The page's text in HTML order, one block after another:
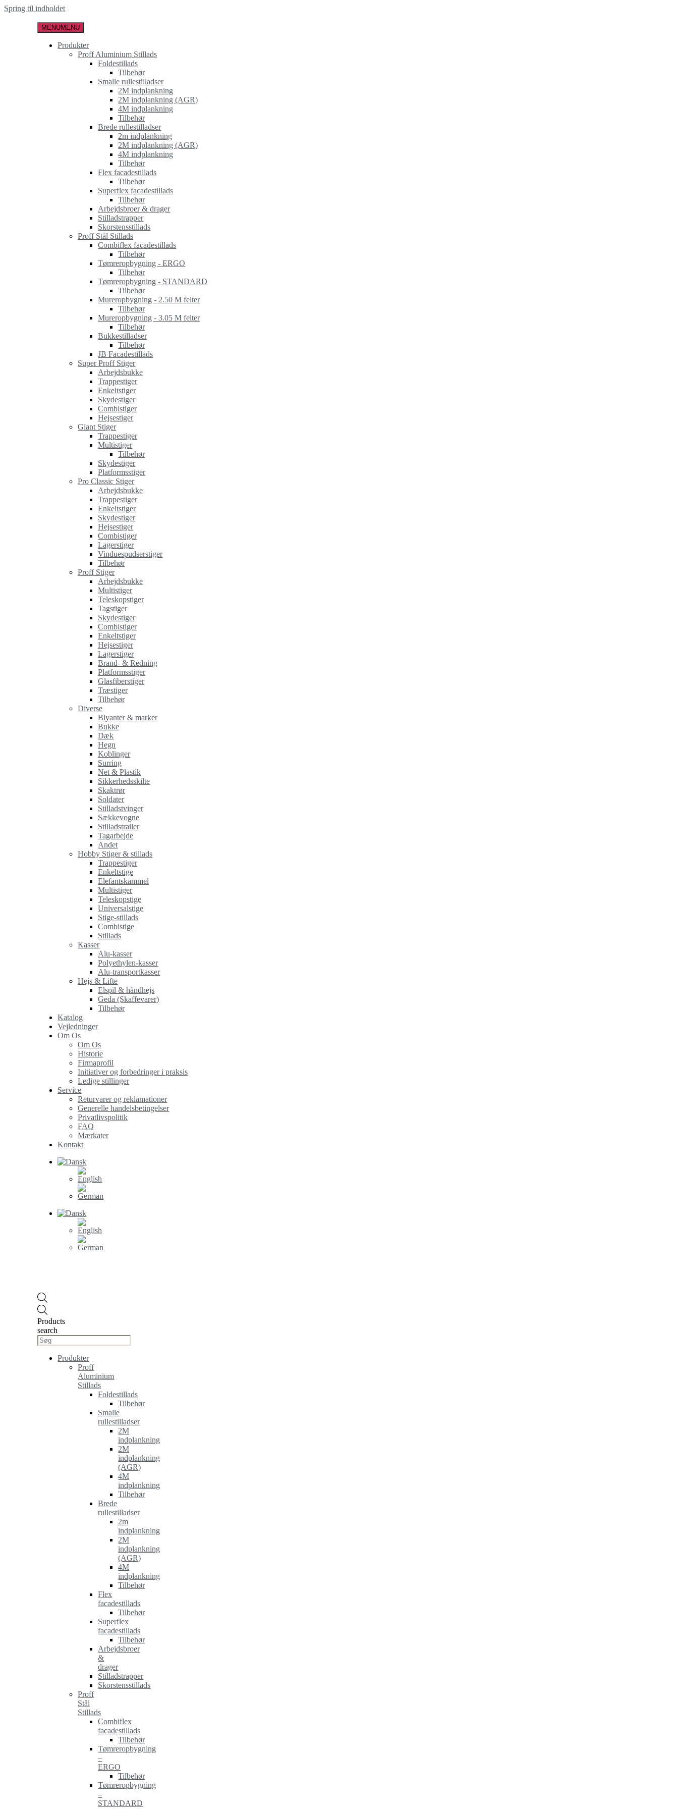
Spring til indholdet
MENUMENU
Produkter
Proff Aluminium Stillads
Foldestillads
Tilbehør
Smalle rullestilladser
2M indplankning
2M indplankning (AGR)
4M indplankning
Tilbehør
Brede rullestilladser
2m indplankning
2M indplankning (AGR)
4M indplankning
Tilbehør
Flex facadestillads
Tilbehør
Superflex facadestillads
Tilbehør
Arbejdsbroer & drager
Stilladstrapper
Skorstensstillads
Proff Stål Stillads
Combiflex facadestillads
Tilbehør
Tømreropbygning - ERGO
Tilbehør
Tømreropbygning - STANDARD
Tilbehør
Mureropbygning - 2.50 M felter
Tilbehør
Mureropbygning - 3.05 M felter
Tilbehør
Bukkestilladser
Tilbehør
JB Facadestillads
Super Proff Stiger
Arbejdsbukke
Trappestiger
Enkeltstiger
Skydestiger
Combistiger
Hejsestiger
Giant Stiger
Trappestiger
Multistiger
Tilbehør
Skydestiger
Platformsstiger
Pro Classic Stiger
Arbejdsbukke
Trappestiger
Enkeltstiger
Skydestiger
Hejsestiger
Combistiger
Lagerstiger
Vinduespudserstiger
Tilbehør
Proff Stiger
Arbejdsbukke
Multistiger
Teleskopstiger
Tagstiger
Skydestiger
Combistiger
Enkeltstiger
Hejsestiger
Lagerstiger
Brand- & Redning
Platformsstiger
Glasfiberstiger
Træstiger
Tilbehør
Diverse
Blyanter & marker
Bukke
Dæk
Hegn
Koblinger
Surring
Net & Plastik
Sikkerhedsskilte
Skaktrør
Soldater
Stilladstvinger
Sækkevogne
Stilladstrailer
Tagarbejde
Andet
Hobby Stiger & stillads
Trappestiger
Enkeltstige
Elefantskammel
Multistiger
Teleskopstige
Universalstige
Stige-stillads
Combistige
Stillads
Kasser
Alu-kasser
Polyethylen-kasser
Alu-transportkasser
Hejs & Lifte
Elspil & håndhejs
Geda (Skaffevarer)
Tilbehør
Katalog
Vejledninger
Om Os
Om Os
Historie
Firmaprofil
Initiativer og forbedringer i praksis
Ledige stillinger
Service
Returvarer og reklamationer
Generelle handelsbetingelser
Privatlivspolitik
FAQ
Mærkater
Kontakt
Products
search
Produkter
Proff
Aluminium
Stillads
Foldestillads
Tilbehør
Smalle
rullestilladser
2M
indplankning
2M
indplankning
(AGR)
4M
indplankning
Tilbehør
Brede
rullestilladser
2m
indplankning
2M
indplankning
(AGR)
4M
indplankning
Tilbehør
Flex
facadestillads
Tilbehør
Superflex
facadestillads
Tilbehør
Arbejdsbroer
&
drager
Stilladstrapper
Skorstensstillads
Proff
Stål
Stillads
Combiflex
facadestillads
Tilbehør
Tømreropbygning
–
ERGO
Tilbehør
Tømreropbygning
–
STANDARD